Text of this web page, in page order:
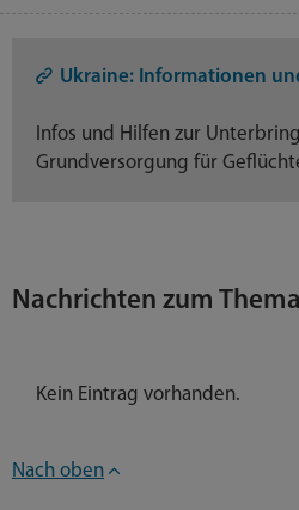
Ukraine: Informationen
Infos und Hilfen zur
Grundversorgung für
Nachrichten zum Thema
Kein Eintrag vorhanden.
Nach oben